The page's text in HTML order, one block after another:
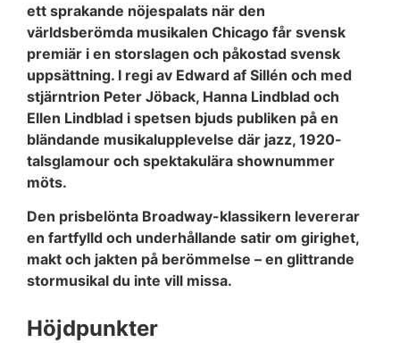
ett sprakande nöjespalats när den
världsberömda musikalen Chicago får svensk
premiär i en storslagen och påkostad svensk
uppsättning. I regi av Edward af Sillén och med
stjärntrion Peter Jöback, Hanna Lindblad och
Ellen Lindblad i spetsen bjuds publiken på en
bländande musikalupplevelse där jazz, 1920-
talsglamour och spektakulära shownummer
möts.
Den prisbelönta Broadway-klassikern levererar
en fartfylld och underhållande satir om girighet,
makt och jakten på berömmelse – en glittrande
stormusikal du inte vill missa.
Höjdpunkter